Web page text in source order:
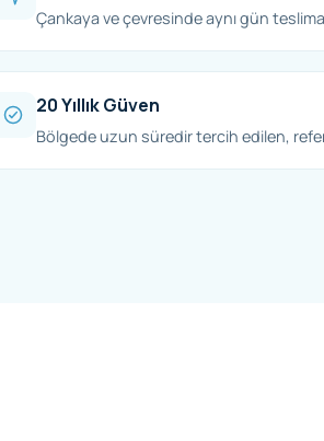
Çankaya ve çevresinde aynı gün
20 Yıllık Güven
Bölgede uzun süredir tercih edilen,